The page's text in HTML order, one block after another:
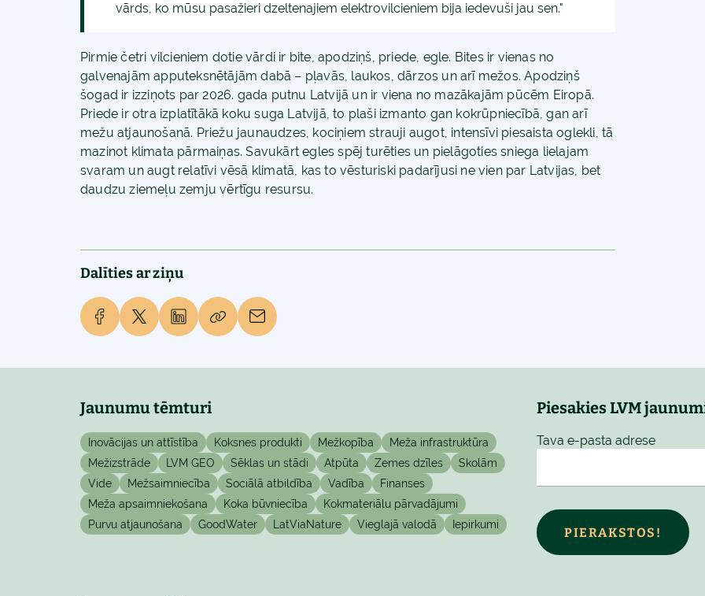
vārds, ko mūsu pasažieri dzeltenajiem elektrovilcieniem bija iedevuši jau sen."
Pirmie četri vilcieniem dotie vārdi ir bite, apodziņš, priede, egle. Bites ir vienas no
galvenajām apputeksnētājām dabā – pļavās, laukos, dārzos un arī mežos. Apodziņš
šogad ir izziņots par 2026. gada putnu Latvijā un ir viena no mazākajām pūcēm Eiropā.
Priede ir otra izplatītākā koku suga Latvijā, to plaši izmanto gan kokrūpniecībā, gan arī
mežu atjaunošanā. Priežu jaunaudzes, kociņiem strauji augot, intensīvi piesaista oglekli, tā
mazinot klimata pārmaiņas. Savukārt egles spēj turēties un pielāgoties sniega lielajam
svaram un augt relatīvi vēsā klimatā, kas to vēsturiski padarījusi ne vien par Latvijas, bet
daudzu ziemeļu zemju vērtīgu resursu.
Dalīties ar ziņu
Jaunumu tēmturi
Inovācijas un attīstība Koksnes produkti Mežkopība
Meža infrastruktūra
Mežizstrāde
LVM GEO Sēklas un stādi Atpūta Zemes dzīles
Skolām
Vide
Mežsaimniecība Sociālā atbildība Vadība
Finanses
Meža apsaimniekošana
Koka būvniecība
Kokmateriālu pārvadājumi
Purvu atjaunošana
GoodWater LatViaNature Vieglajā valodā Iepirkumi
Piesakies LVM
Tava e-pasta adrese
PIERAKSTOS!